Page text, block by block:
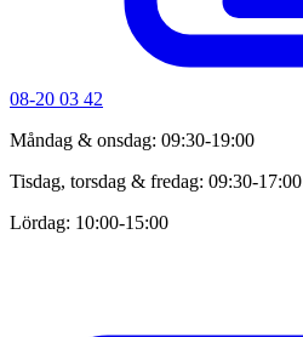
08-20 03 42
Måndag & onsdag: 09:30-19:00
Tisdag, torsdag & fredag: 09:30-17:00
Lördag: 10:00-15:00